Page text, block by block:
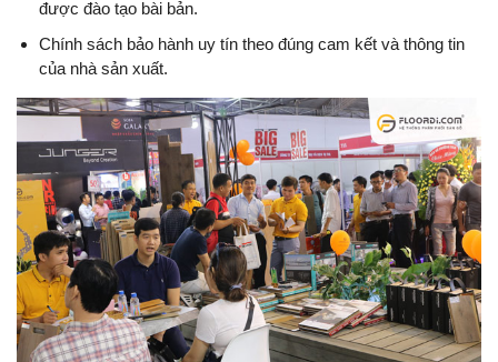
được đào tạo bài bản.
Chính sách bảo hành uy tín theo đúng cam kết và thông tin
của nhà sản xuất.